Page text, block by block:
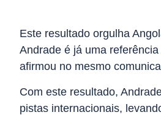
Este resultado orgulha
Andrade é já uma
afirmou no mesmo
Com este resultado,
pistas internacionais,